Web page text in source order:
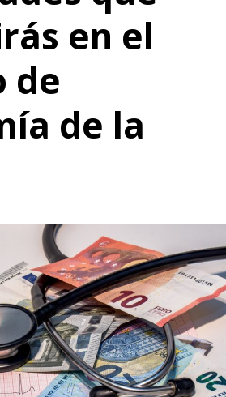
en el
de
de la